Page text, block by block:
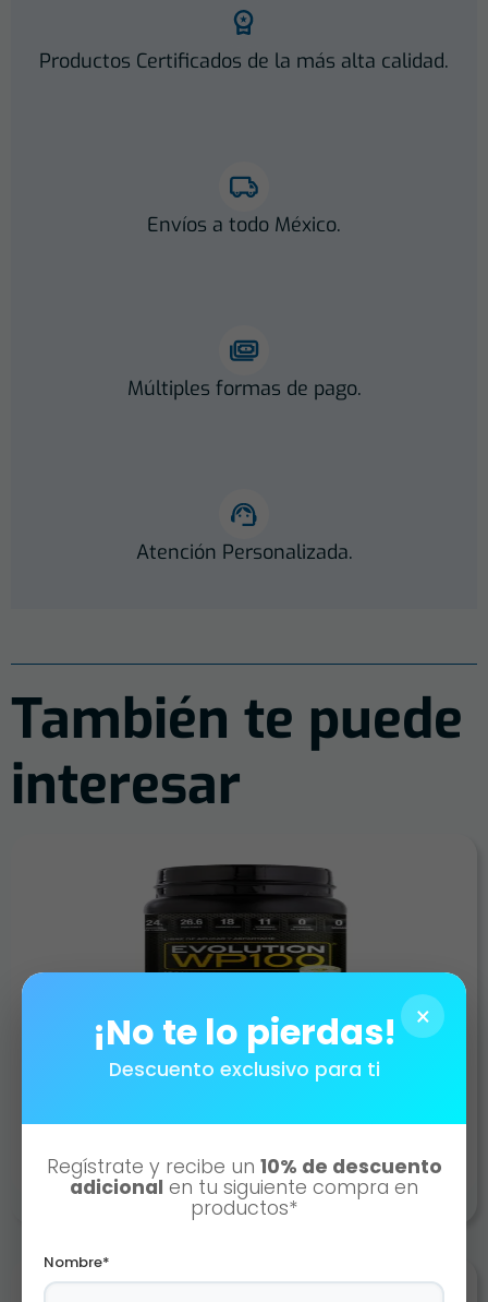
Productos Certificados de la más alta calidad.
Envíos a todo México.
Múltiples formas de pago.
Atención Personalizada.
También te puede
interesar
×
¡No te lo pierdas!
Descuento exclusivo para ti
Regístrate y recibe un 10% de descuento
adicional en tu siguiente compra en
productos*
Nombre*